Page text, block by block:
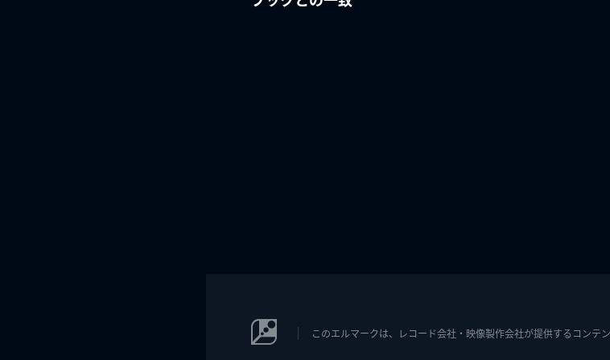
このエルマークは、レコード会社・映像製作会社が提供するコンテ